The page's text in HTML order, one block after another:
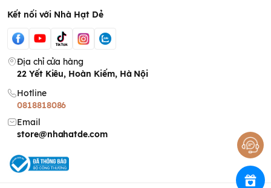
Kết nối với Nhà Hạt Dẻ
Địa chỉ cửa hàng
22 Yết Kiêu, Hoàn Kiếm, Hà Nội
Hotline
0818818086
Email
store@nhahatde.com